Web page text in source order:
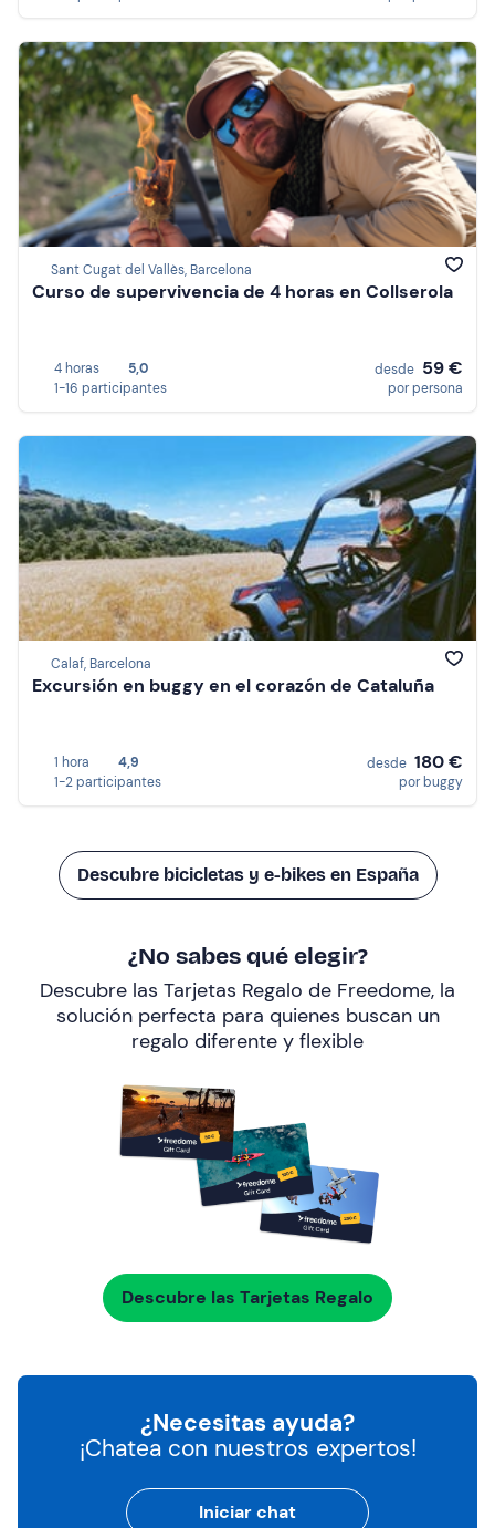
Sant Cugat del Vallès, Barcelona
Curso de supervivencia de 4 horas en Collserola
4 horas
5,0
1-16 participantes
desde 59 €
por persona
Calaf, Barcelona
Excursión en buggy en el corazón de Cataluña
1 hora
4,9
1-2 participantes
desde 180 €
por buggy
Descubre bicicletas y e-bikes en España
¿No sabes qué elegir?
Descubre las Tarjetas Regalo de Freedome, la
solución perfecta para quienes buscan un
regalo diferente y flexible
Descubre las Tarjetas Regalo
¿Necesitas ayuda?
¡Chatea con nuestros expertos!
Iniciar chat